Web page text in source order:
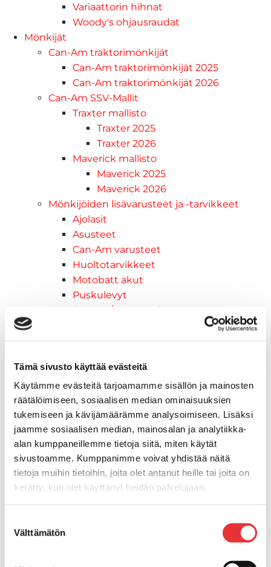
Tämä sivusto käyttää evästeitä
Käytämme evästeitä tarjoamamme sisällön ja mainosten
räätälöimiseen, sosiaalisen median ominaisuuksien
tukemiseen ja kävijämäärämme analysoimiseen. Lisäksi
jaamme sosiaalisen median, mainosalan ja analytiikka-
alan kumppaneillemme tietoja siitä, miten käytät
sivustoamme. Kumppanimme voivat yhdistää näitä
tietoja muihin tietoihin, joita olet antanut heille tai joita on
kerätty, kun olet käyttänyt heidän palvelujaan.
valinta
Välttämätön
Variaattorin hihnat
Woody's ohjausraudat
Mönkijät
Can-Am traktorimönkijät
Can-Am traktorimönkijät 2025
Can-Am traktorimönkijät 2026
Can-Am SSV-Mallit
Traxter mallisto
Traxter 2025
Traxter 2026
Maverick mallisto
Maverick 2025
Maverick 2026
Mönkijöiden lisävarusteet ja -tarvikkeet
Ajolasit
Asusteet
Can-Am varusteet
Huoltotarvikkeet
Motobatt akut
Puskulevyt
Rengas/Vannesetit
Vinssit
STIGA ajoleikkurit
STIGA ruohonleikkurit
STIGA robottileikkurit
STIGA pienkoneet
STIGA lumilingot
Vapaa-aika
Paidat
Hupparit
Takit
Ajolasit
Tarjoukset